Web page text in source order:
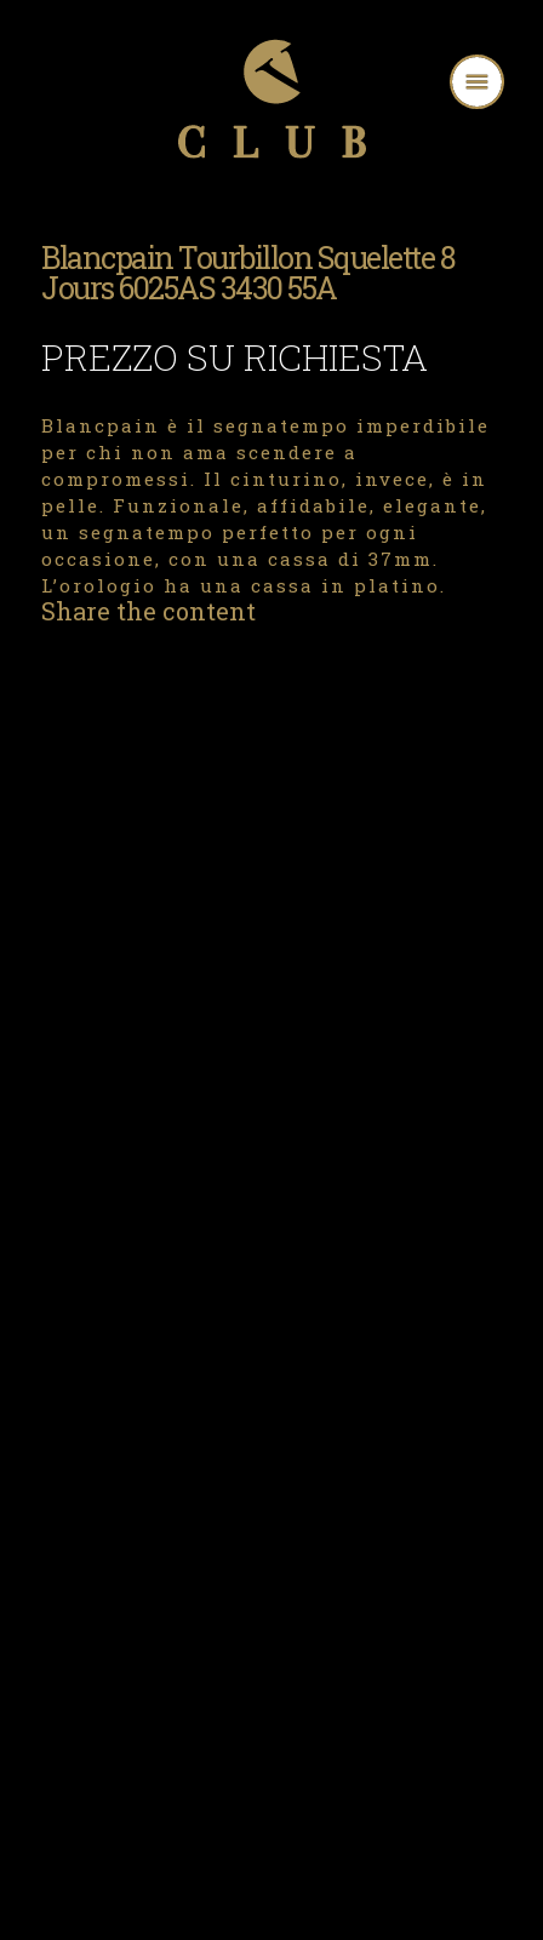
Blancpain Tourbillon Squelette 8
Jours 6025AS 3430 55A
PREZZO SU RICHIESTA
Blancpain è il segnatempo imperdibile
per chi non ama scendere a
compromessi. Il cinturino, invece, è in
pelle. Funzionale, affidabile, elegante,
un segnatempo perfetto per ogni
occasione, con una cassa di 37mm.
L’orologio ha una cassa in platino.
Share the content